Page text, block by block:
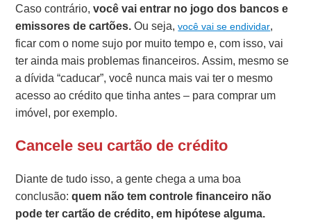
Caso contrário, você vai entrar no jogo dos bancos e
emissores de cartões.Ou seja,você vai se endividar,
ficar com o nome sujo por muito tempo e, com isso, vai
ter ainda mais problemas financeiros. Assim, mesmo se
a dívida “caducar”, você nunca mais vai ter o mesmo
acesso ao crédito que tinha antes – para comprar um
imóvel, por exemplo.
Cancele seu cartão de crédito
Diante de tudo isso, a gente chega a uma boa
conclusão: quem não tem controle financeiro não
pode ter cartão de crédito, em hipótese alguma.